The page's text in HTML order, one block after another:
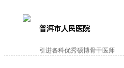
普洱市人民医院
引进各科优秀硕博骨干医师